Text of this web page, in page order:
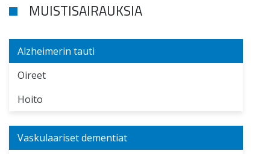
MUISTISAIRAUKSIA
Alzheimerin tauti
Oireet
Hoito
Vaskulaariset dementiat